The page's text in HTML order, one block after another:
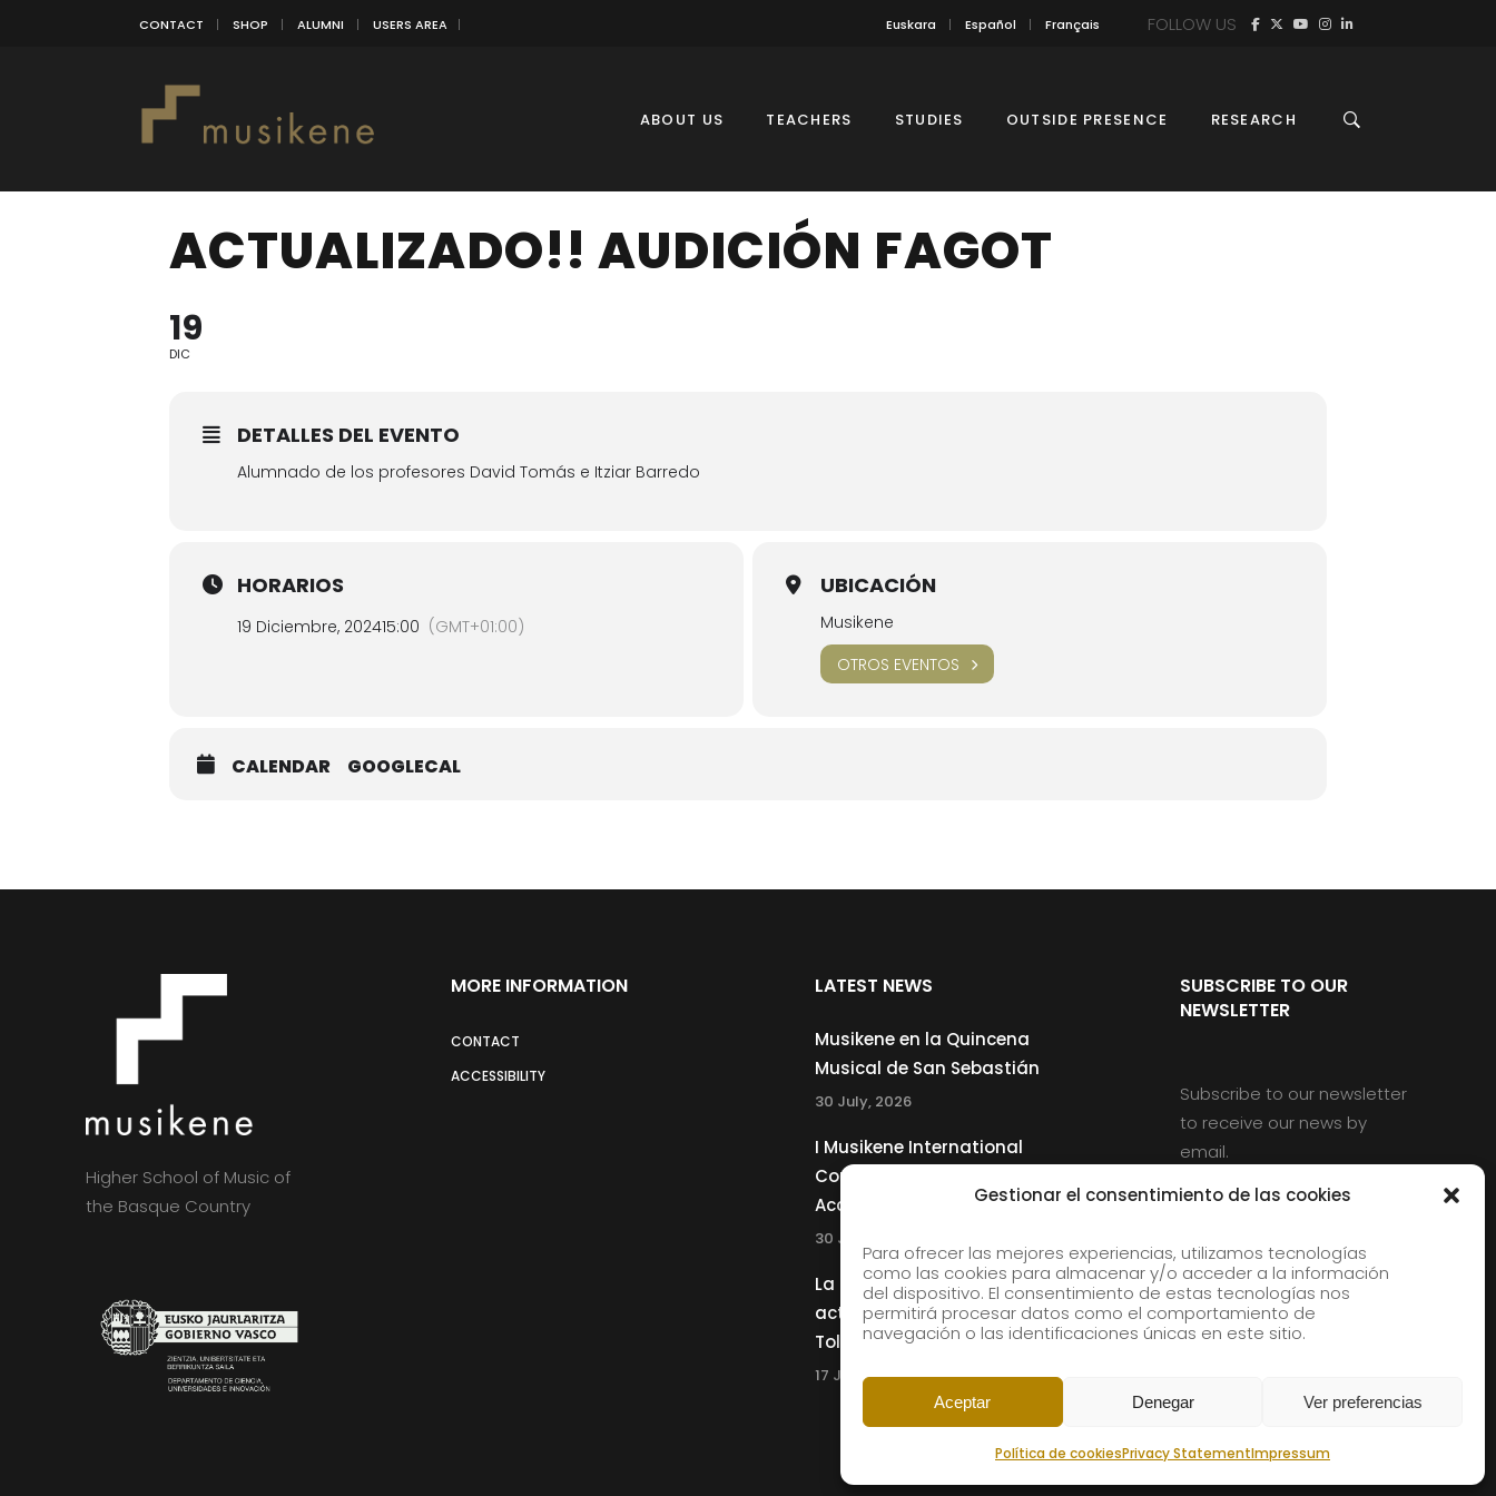
Gestionar el consentimiento de las cookies
Para ofrecer las mejores experiencias, utilizamos tecnologías
como las cookies para almacenar y/o acceder a la información
del dispositivo. El consentimiento de estas tecnologías nos
permitirá procesar datos como el comportamiento de
navegación o las identificaciones únicas en este sitio.
Aceptar Denegar Ver preferencias
Política de cookiesPrivacy StatementImpressum
CONTACT SHOP ALUMNI USERS AREA Euskara Español Français FOLLOW US
ABOUT US TEACHERS STUDIES OUTSIDE PRESENCE RESEARCH
ACTUALIZADO!! AUDICIÓN FAGOT
19
DIC
DETALLES DEL EVENTO
Alumnado de los profesores David Tomás e Itziar Barredo
HORARIOS
19 Diciembre, 202415:00 (GMT+01:00)
UBICACIÓN
Musikene
OTROS EVENTOS
CALENDAR GOOGLECAL
Higher School of Music of
the Basque Country
MORE INFORMATION
CONTACT
ACCESSIBILITY
LATEST NEWS
Musikene en la Quincena
Musical de San Sebastián
30 July, 2026
I Musikene International
Competition for Young
Accordionists
30 July, 2026
La Musikene Big Band
actuará junto a Charles
Tolliver en el 61 Jazzaldia
17 July, 2026
SUBSCRIBE TO OUR
NEWSLETTER
Subscribe to our newsletter
to receive our news by
email.